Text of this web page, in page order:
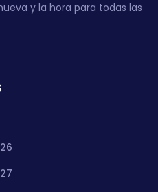
y la hora para todas las